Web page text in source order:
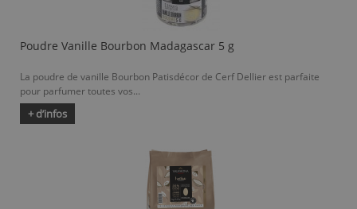
Poudre Vanille Bourbon Madagascar 5 g
La poudre de vanille Bourbon Patisdécor de Cerf Dellier est parfaite
pour parfumer toutes vos...
+ d’infos